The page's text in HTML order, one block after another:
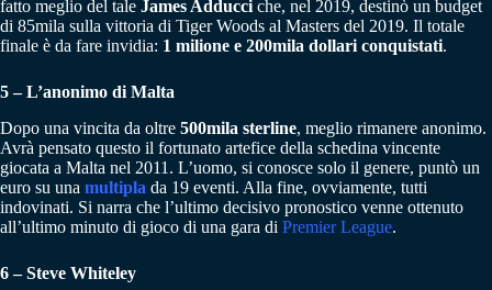
fatto meglio del tale James Adducci che, nel 2019, destinò un budget
di 85mila sulla vittoria di Tiger Woods al Masters del 2019. Il totale
finale è da fare invidia: 1 milione e 200mila dollari conquistati.
5 – L’anonimo di Malta
Dopo una vincita da oltre 500mila sterline, meglio rimanere anonimo.
Avrà pensato questo il fortunato artefice della schedina vincente
giocata a Malta nel 2011. L’uomo, si conosce solo il genere, puntò un
euro su una multipla da 19 eventi. Alla fine, ovviamente, tutti
indovinati. Si narra che l’ultimo decisivo pronostico venne ottenuto
all’ultimo minuto di gioco di una gara di Premier League.
6 – Steve Whiteley